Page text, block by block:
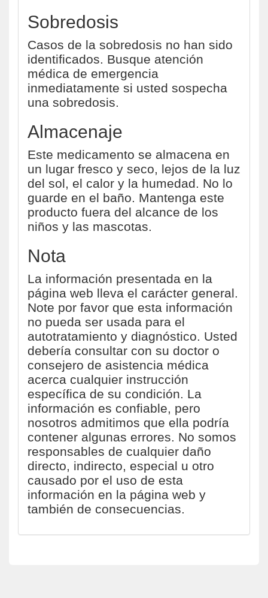
Sobredosis
Casos de la sobredosis no han sido
identificados. Busque atención
médica de emergencia
inmediatamente si usted sospecha
una sobredosis.
Almacenaje
Este medicamento se almacena en
un lugar fresco y seco, lejos de la luz
del sol, el calor y la humedad. No lo
guarde en el baño. Mantenga este
producto fuera del alcance de los
niños y las mascotas.
Nota
La información presentada en la
página web lleva el carácter general.
Note por favor que esta información
no pueda ser usada para el
autotratamiento y diagnóstico. Usted
debería consultar con su doctor o
consejero de asistencia médica
acerca cualquier instrucción
específica de su condición. La
información es confiable, pero
nosotros admitimos que ella podría
contener algunas errores. No somos
responsables de cualquier daño
directo, indirecto, especial u otro
causado por el uso de esta
información en la página web y
también de consecuencias.